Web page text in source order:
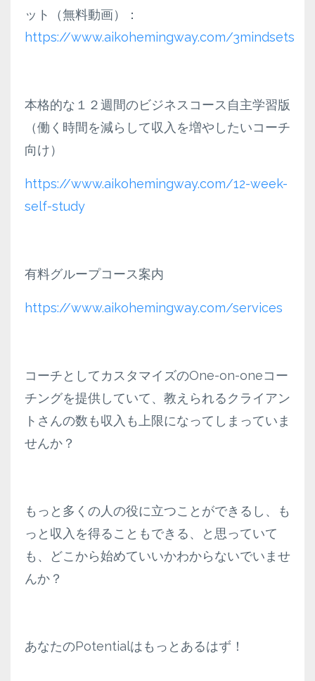
ット（無料動画）：
https://www.aikohemingway.com/3mindsets
本格的な１２週間のビジネスコース自主学習版
（働く時間を減らして収入を増やしたいコーチ
向け）
https://www.aikohemingway.com/12-week-
self-study
有料グループコース案内
https://www.aikohemingway.com/services
コーチとしてカスタマイズのOne-on-oneコー
チングを提供していて、教えられるクライアン
トさんの数も収入も上限になってしまっていま
せんか？
もっと多くの人の役に立つことができるし、も
っと収入を得ることもできる、と思っていて
も、どこから始めていいかわからないでいませ
んか？
あなたのPotentialはもっとあるはず！